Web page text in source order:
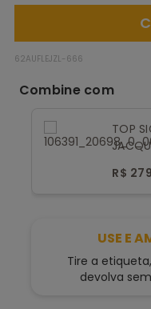
62AUFLEJZL-666
TOP
R$
USE E
Tire a
devolva